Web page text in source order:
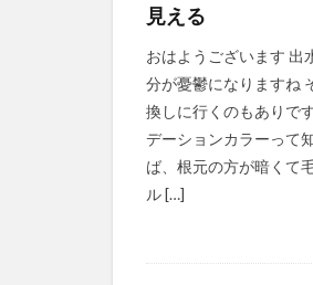
見える
おはようございます 出
分が憂鬱になりますね
換しに行くのもありで
デーションカラーって
ば、根元の方が暗くて
ル […]